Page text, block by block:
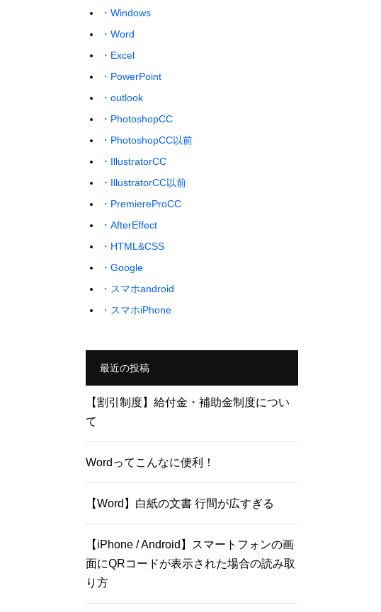
・Windows
・Word
・Excel
・PowerPoint
・outlook
・PhotoshopCC
・PhotoshopCC以前
・IllustratorCC
・IllustratorCC以前
・PremiereProCC
・AfterEffect
・HTML&CSS
・Google
・スマホandroid
・スマホiPhone
最近の投稿
【割引制度】給付金・補助金制度につい
て
Wordってこんなに便利！
【Word】白紙の文書 行間が広すぎる
【iPhone / Android】スマートフォンの画
面にQRコードが表示された場合の読み取
り方